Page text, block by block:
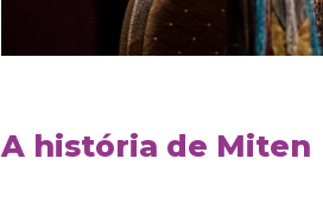
A história de Miten